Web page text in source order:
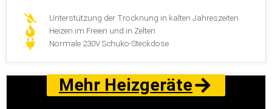
Unterstützung der Trocknung in kalten Jahreszeiten
Heizen im Freien und in Zelten
Normale 230V Schuko-Steckdose
Mehr Heizgeräte